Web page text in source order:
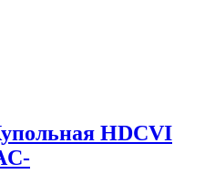
HDCVI